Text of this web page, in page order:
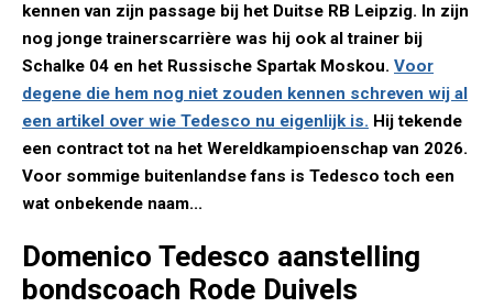
kennen van zijn passage bij het Duitse RB Leipzig. In zijn
nog jonge trainerscarrière was hij ook al trainer bij
Schalke 04 en het Russische Spartak Moskou. Voor
degene die hem nog niet zouden kennen schreven wij al
een artikel over wie Tedesco nu eigenlijk is. Hij tekende
een contract tot na het Wereldkampioenschap van 2026.
Voor sommige buitenlandse fans is Tedesco toch een
wat onbekende naam...
Domenico Tedesco aanstelling
bondscoach Rode Duivels